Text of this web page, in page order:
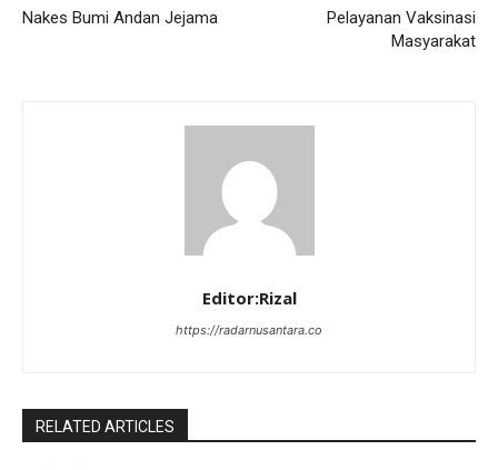
Nakes Bumi Andan Jejama
Pelayanan Vaksinasi
Masyarakat
Editor:Rizal
https://radarnusantara.co
RELATED ARTICLES